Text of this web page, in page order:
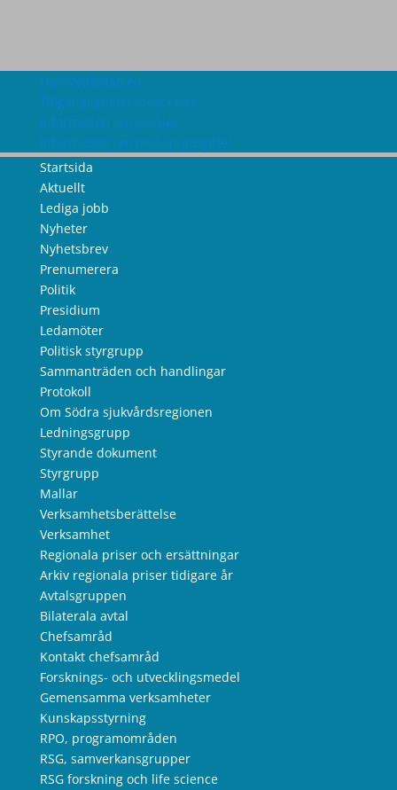
Om webbplatsen
Tillgänglighetsredogörelse
Information om cookies
Information om personuppgifter
Startsida
Aktuellt
Lediga jobb
Nyheter
Nyhetsbrev
Prenumerera
Politik
Presidium
Ledamöter
Politisk styrgrupp
Sammanträden och handlingar
Protokoll
Om Södra sjukvårdsregionen
Ledningsgrupp
Styrande dokument
Styrgrupp
Mallar
Verksamhetsberättelse
Verksamhet
Regionala priser och ersättningar
Arkiv regionala priser tidigare år
Avtalsgruppen
Bilaterala avtal
Chefsamråd
Kontakt chefsamråd
Forsknings- och utvecklingsmedel
Gemensamma verksamheter
Kunskapsstyrning
RPO, programområden
RSG, samverkansgrupper
RSG forskning och life science